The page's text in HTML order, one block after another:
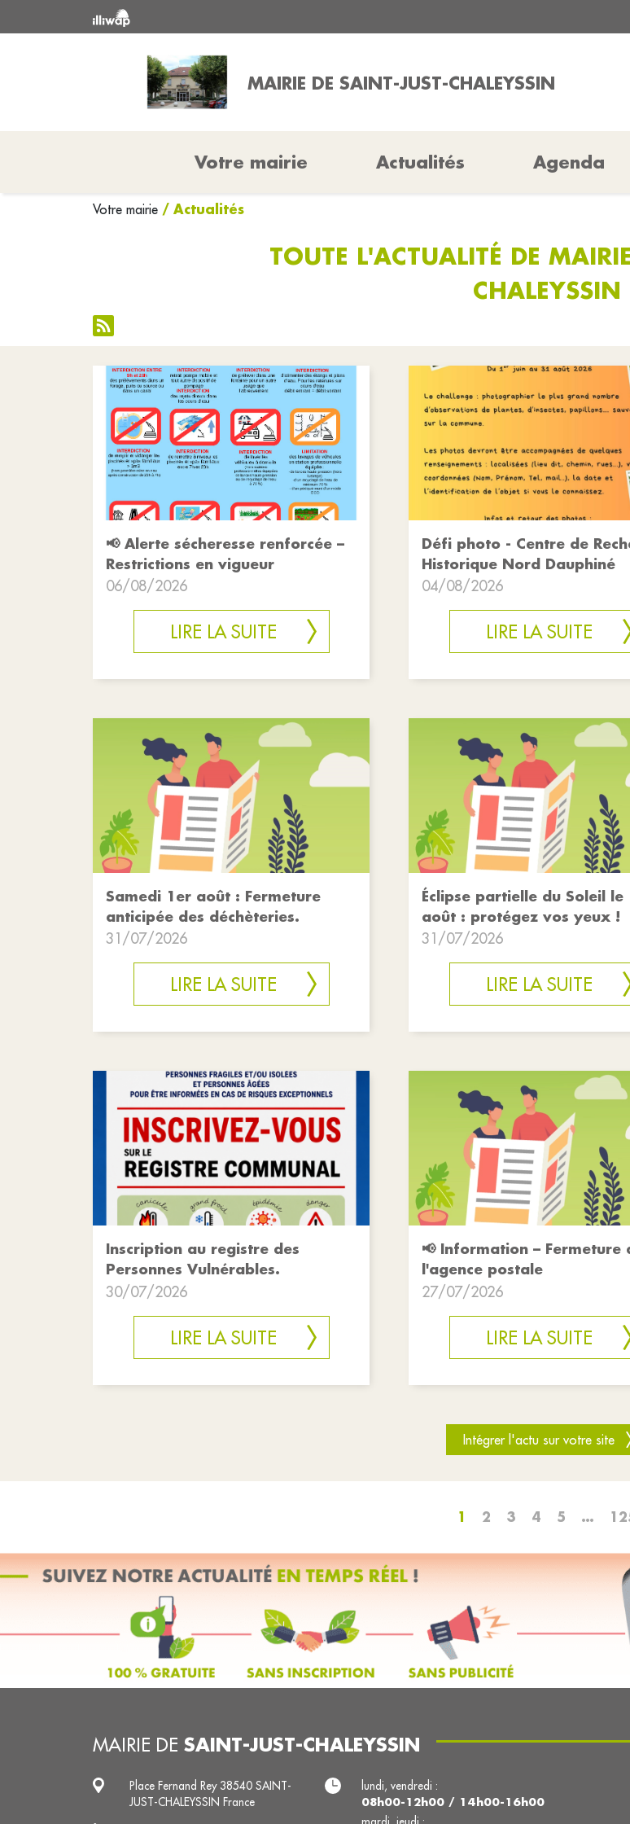
MAIRIE DE SAINT-JUST-CHALEYSSIN
Votre mairie Actualités Agenda
Votre mairie / Actualités
TOUTE L'ACTUALITÉ DE
CHALEYSSIN
📢 Alerte sécheresse renforcée –
Restrictions en vigueur
06/08/2026
LIRE LA SUITE
Défi photo - Centre de
Historique Nord Dauphiné
04/08/2026
LIRE LA SUITE
Samedi 1er août : Fermeture
anticipée des déchèteries.
31/07/2026
LIRE LA SUITE
Éclipse partielle du Soleil le
août : protégez vos yeux !
31/07/2026
LIRE LA SUITE
Inscription au registre des
Personnes Vulnérables.
30/07/2026
LIRE LA SUITE
📢 Information – Fermeture
l'agence postale
27/07/2026
LIRE LA SUITE
Intégrer l'actu sur votre site
1 2 3 4 5 …
MAIRIE DE SAINT-JUST-CHALEYSSIN
Place Fernand Rey 38540 SAINT-
JUST-CHALEYSSIN France
lundi, vendredi :
08h00-12h00 / 14h00-16h00